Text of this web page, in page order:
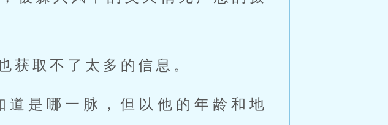
获取不了太多的信息。
是哪一脉，但以他的年龄和地